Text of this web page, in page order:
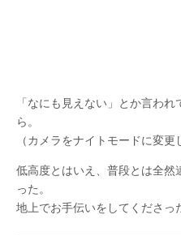
「なにも見えない」とか言わ
ら。
（カメラをナイトモードに変更
低高度とはいえ、普段とは全
った。
地上でお手伝いをしてくださ